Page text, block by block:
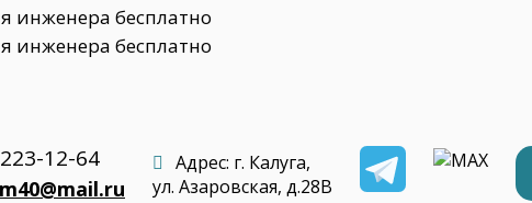
инженера бесплатно
инженера бесплатно
Адрес: г. Калуга,
ул. Азаровская, д.28В
12-64